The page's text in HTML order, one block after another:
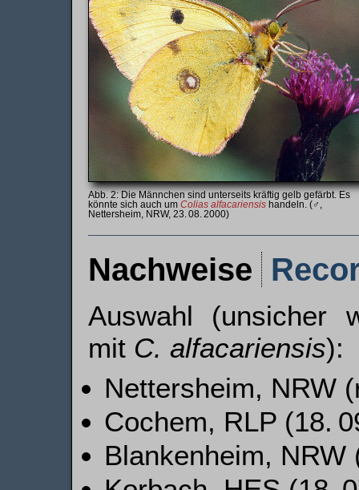
Die Männchen sind unterseits kräftig gelb gefärbt. Es
könnte sich auch um Colias alfacariensis handeln. (♂,
Nettersheim, NRW, 23. 08. 2000)
Nachweise
Auswahl (unsicher
mit C. alfacariensis):
Nettersheim, NRW
Cochem, RLP (18.
Blankenheim, NRW